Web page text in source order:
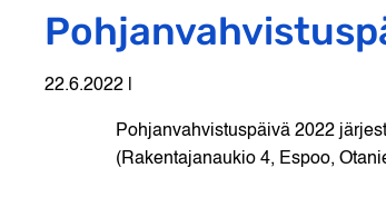
22.6.2022 |
Pohjanvahvistuspäivä 2022
(Rakentajanaukio 4, Espoo,